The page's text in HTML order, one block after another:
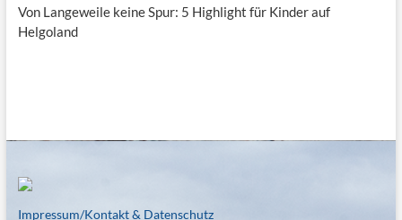
Von Langeweile keine Spur: 5 Highlight für Kinder auf
Helgoland
Impressum/Kontakt & Datenschutz